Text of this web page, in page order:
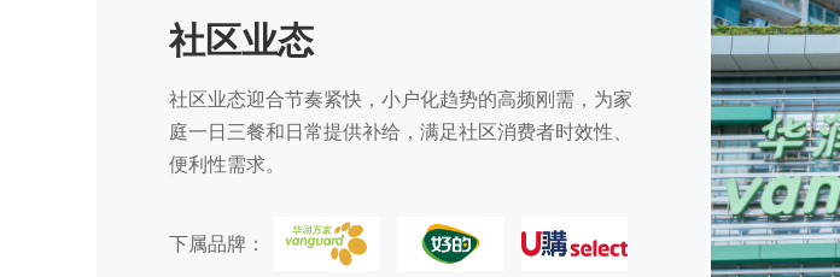
社区业态
社区业态迎合节奏紧快，小户化趋势的高频刚需，为家
庭一日三餐和日常提供补给，满足社区消费者时效性、
便利性需求。
下属品牌：